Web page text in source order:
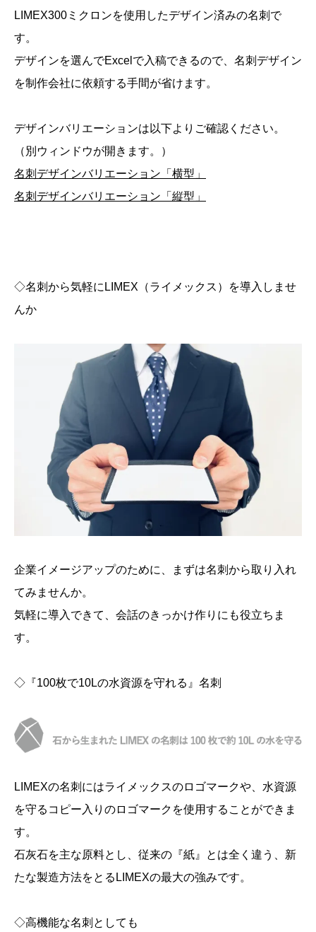
LIMEX300ミクロンを使用したデザイン済みの名刺で
す。
デザインを選んでExcelで入稿できるので、名刺デザイン
を制作会社に依頼する手間が省けます。
デザインバリエーションは以下よりご確認ください。
（別ウィンドウが開きます。）
名刺デザインバリエーション「横型」
名刺デザインバリエーション「縦型」
◇名刺から気軽にLIMEX（ライメックス）を導入しませ
んか
企業イメージアップのために、まずは名刺から取り入れ
てみませんか。
気軽に導入できて、会話のきっかけ作りにも役立ちま
す。
◇『100枚で10Lの水資源を守れる』名刺
LIMEXの名刺にはライメックスのロゴマークや、水資源
を守るコピー入りのロゴマークを使用することができま
す。
石灰石を主な原料とし、従来の『紙』とは全く違う、新
たな製造方法をとるLIMEXの最大の強みです。
◇高機能な名刺としても